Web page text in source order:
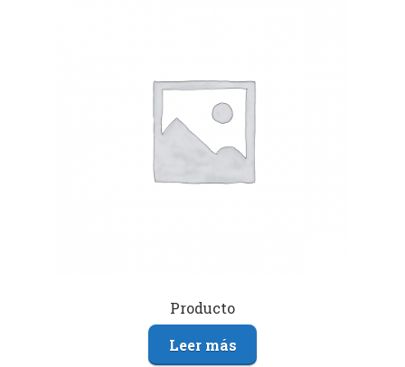
Producto
Leer más